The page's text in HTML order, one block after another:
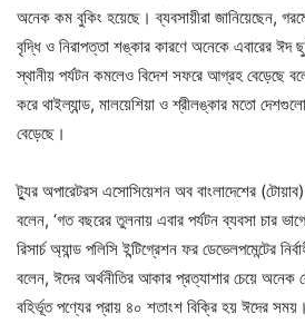
অনেক কম বুকিং হয়েছে। ব্যবসায়ীরা জানিয়েছেন,
বৃদ্ধি ও নিরাপত্তা শঙ্কার কারণে অনেকে এবারের
স্থানীয় পর্যটন কমলেও বিদেশ সফরে আগ্রহ বেড়েছে
করে থাইল্যান্ড, মালয়েশিয়া ও শ্রীলঙ্কার মতো
বেড়েছে।
ট্যুর অপারেটরস এসোসিয়েশন অব বাংলাদেশের
বলেন, ‘গত বছরের তুলনায় এবার পর্যটন ব্যবসা চার
রিসার্চ অ্যান্ড পলিসি ইন্টিগ্রেশন ফর ডেভেলপমেন্টের
বলেন, ঈদের অর্থনীতির আকার প্রত্যাশার চেয়ে অনেক
বহির্ভূত পণ্যের প্রায় ৪০ শতাংশ বিক্রি হয় ঈদের